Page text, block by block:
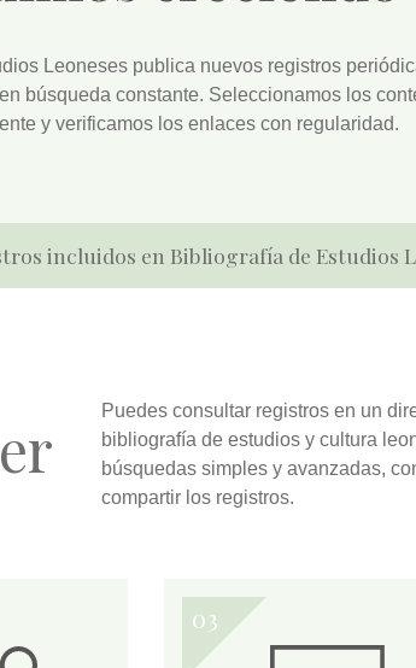
Leoneses publica nuevos registros
búsqueda constante. Seleccionamos los
y verificamos los enlaces con regularidad.
incluidos en Bibliografía de Estudios
Puedes consultarregistros en un
bibliografía de estudios y cultura
búsquedas simples y avanzadas,
compartirlos registros.